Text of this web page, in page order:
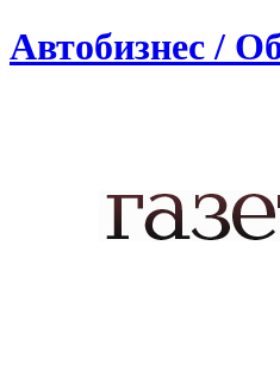
Автобизнес /